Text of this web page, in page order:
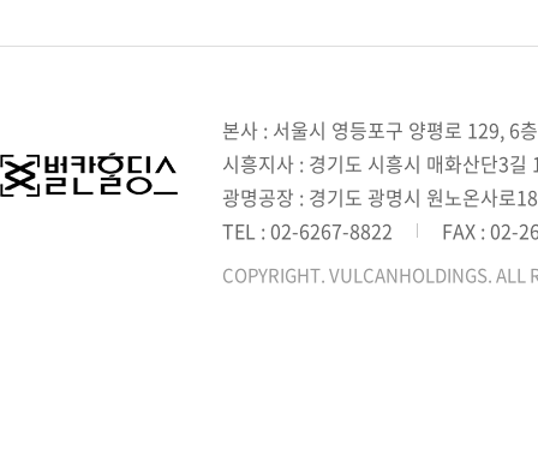
본사 : 서울시 영등포구 양평로 129, 6층
시흥지사 : 경기도 시흥시 매화산단3
광명공장 : 경기도 광명시 원노온사로18
TEL : 02-6267-8822
FAX : 02-
COPYRIGHT. VULCANHOLDINGS. ALL